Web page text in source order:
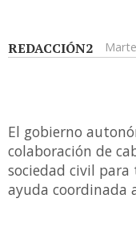
REDACCIÓN2
El gobierno
colaboración de
sociedad civil
ayuda coordinada